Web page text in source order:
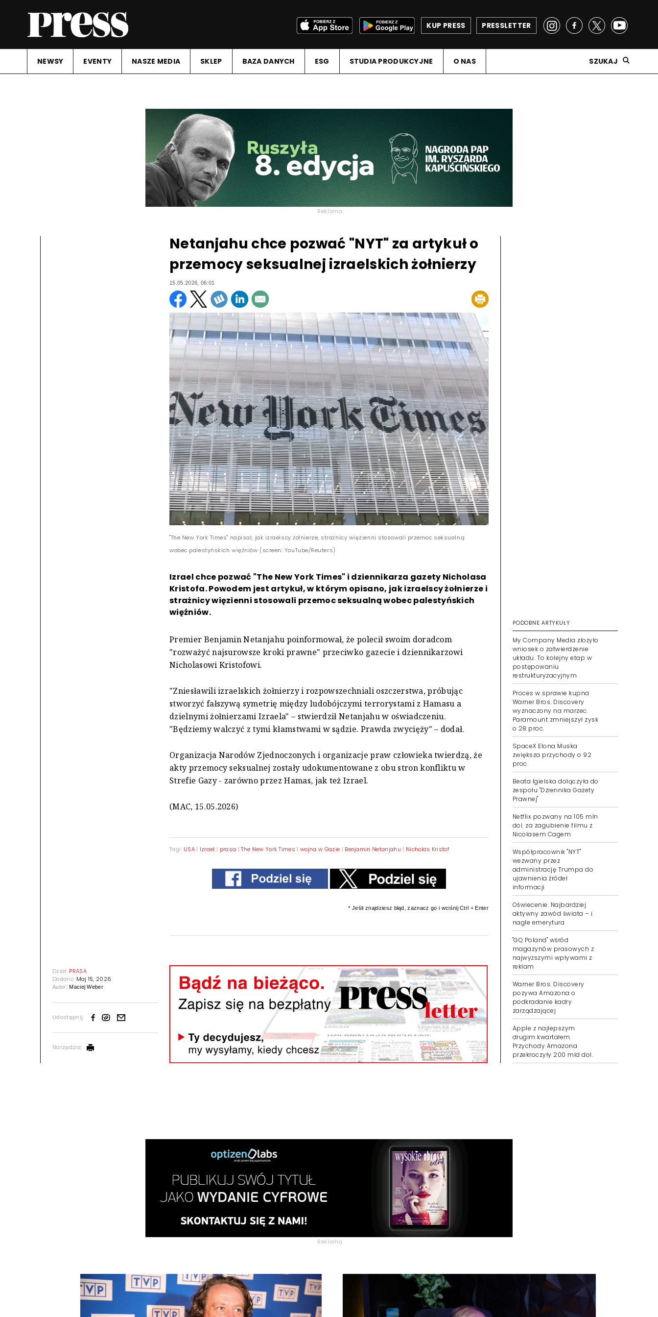
PRESSLETTER
KUP PRESS
NEWSY EVENTY NASZE MEDIA SKLEP BAZA DANYCH ESG STUDIA PRODUKCYJNE O NAS SZUKAJ
Reklama
Dział: PRASA
Dodano: Maj 15, 2026
Autor:Maciej Weber
Udostępnij:
Narzędzia:
Netanjahu chce pozwać "NYT" za artykuł o
przemocy seksualnej izraelskich żołnierzy
15.05.2026, 06:01
"The New York Times" napisał, jak izraelscy żołnierze, strażnicy więzienni stosowali przemoc seksualną
wobec palestyńskich więźniów (screen: YouTube/Reuters)
Izrael chce pozwać "The New York Times" i dziennikarza gazety Nicholasa
Kristofa. Powodem jest artykuł, w którym opisano, jak izraelscy żołnierze i
strażnicy więzienni stosowali przemoc seksualną wobec palestyńskich
więźniów.
Premier Benjamin Netanjahu poinformował, że polecił swoim doradcom
"rozważyć najsurowsze kroki prawne" przeciwko gazecie i dziennikarzowi
Nicholasowi Kristofowi.
"Zniesławili izraelskich żołnierzy i rozpowszechniali oszczerstwa, próbując
stworzyć fałszywą symetrię między ludobójczymi terrorystami z Hamasu a
dzielnymi żołnierzami Izraela" – stwierdził Netanjahu w oświadczeniu.
"Będziemy walczyć z tymi kłamstwami w sądzie. Prawda zwycięży" – dodał.
Organizacja Narodów Zjednoczonych i organizacje praw człowieka twierdzą, że
akty przemocy seksualnej zostały udokumentowane z obu stron konfliktu w
Strefie Gazy - zarówno przez Hamas, jak też Izrael.
(MAC, 15.05.2026)
Tagi: USA | Izrael | prasa |The New York Times |wojna w Gazie | Benjamin Netanjahu | Nicholas Kristof
* Jeśli znajdziesz błąd, zaznacz go i wciśnij Ctrl + Enter
PODOBNE ARTYKUŁY
My Company Media złożyło
wniosek o zatwierdzenie
układu. To kolejny etap w
postępowaniu
restrukturyzacyjnym
Proces w sprawie kupna
Warner Bros. Discovery
wyznaczony na marzec.
Paramount zmniejszył zysk
o 28 proc.
SpaceX Elona Muska
zwiększa przychody o 92
proc.
Beata Igielska dołączyła do
zespołu "Dziennika Gazety
Prawnej"
Netflix pozwany na 105 mln
dol. za zagubienie filmu z
Nicolasem Cagem
Współpracownik "NYT"
wezwany przez
administrację Trumpa do
ujawnienia źródeł
informacji
Oświecenie. Najbardziej
aktywny zawód świata – i
nagle emerytura
"GQ Poland" wśród
magazynów prasowych z
najwyższymi wpływami z
reklam
Warner Bros. Discovery
pozywa Amazona o
podkradanie kadry
zarządzającej
Apple z najlepszym
drugim kwartałem.
Przychody Amazona
przekroczyły 200 mld dol.
Reklama